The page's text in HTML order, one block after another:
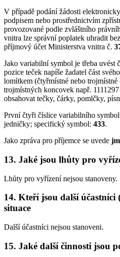
V případě podání žádosti
podpisem nebo prostřednictvím
provozované podle zvláštního
vnitra lze správní poplatek uhradit
příjmový účet Ministerstva vnitra č.
Jako variabilní symbol je třeba uvést
pozice teček napíše žadatel část
lomítkem (čtyřmístné nebo trojmístné
trojmístných koncovek např.
obsahovat tečky, čárky, pomlčky,
První čtyři číslice variabilního
jedničky; specifický symbol: 433.
Jako zpráva pro příjemce se uvede
13. Jaké jsou lhůty pro
Lhůty pro vyřízení nejsou stanoveny.
14. Kteří jsou další účastníci
situace
Další účastníci nejsou stanoveni.
15. Jaké další činnosti jsou